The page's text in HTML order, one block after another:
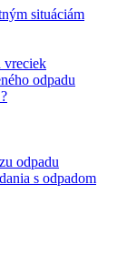
situáciám
vreciek
odpadu
odpadu
s odpadom